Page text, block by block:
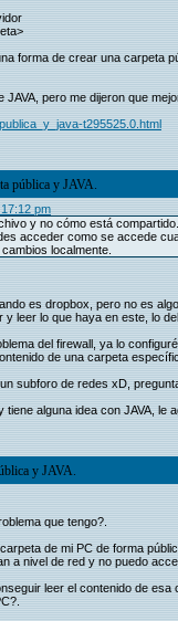
forma de crear una carpeta
pero me dijeron que
t295525.0.html
pública y JAVA.
pm
y no cómo está
acceder como se accede
localmente.
es dropbox, pero no es
leer lo que haya en este, lo
del firewall, ya lo
de una carpeta
subforo de redes xD,
alguna idea con JAVA, le
y JAVA.
que tengo?.
de mi PC de forma
a nivel de red y no puedo
leer el contenido de